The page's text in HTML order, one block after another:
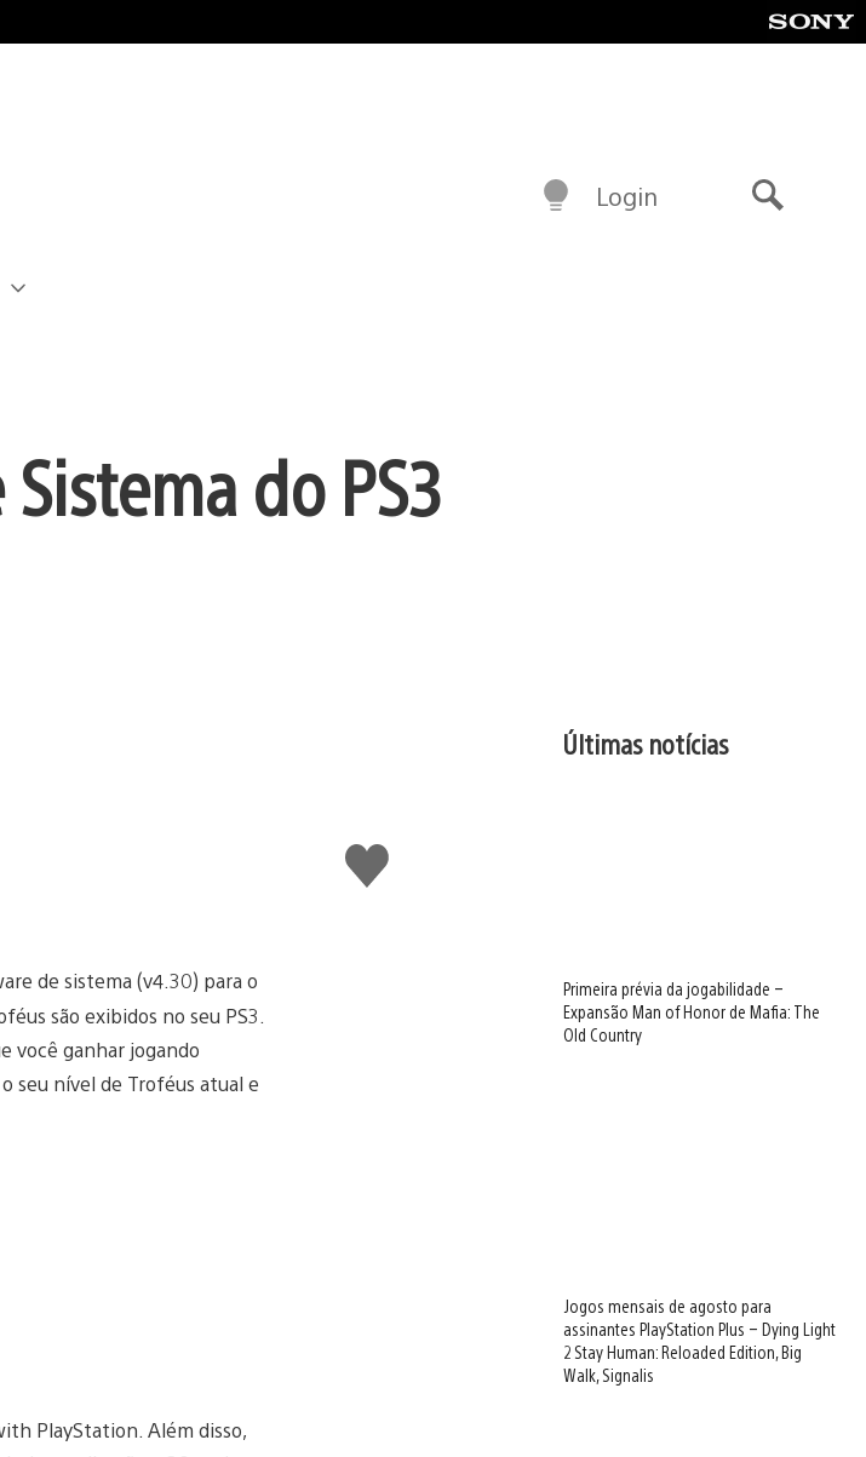
Login
do PS3
Curtir
de sistema (v4.30) para o
são exibidos no seu PS3.
você ganhar jogando
seu nível de Troféus atual e
PlayStation. Além disso,
Últimas notícias
Primeira prévia da jogabilidade –
Expansão Man of Honor de Mafia: The
Old Country
Jogos mensais de agosto para
assinantes PlayStation Plus – Dying Light
2 Stay Human: Reloaded Edition, Big
Walk, Signalis